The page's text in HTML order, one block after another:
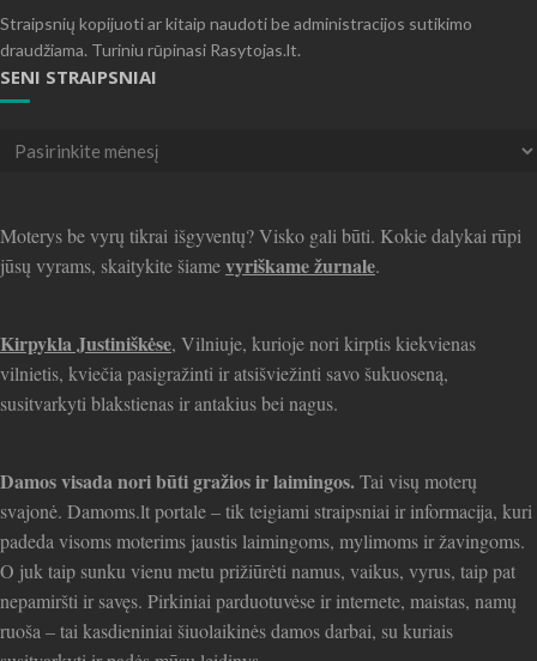
Straipsnių kopijuoti ar kitaip naudoti be administracijos sutikimo
draudžiama. Turiniu rūpinasi Rasytojas.lt.
SENI STRAIPSNIAI
Seni
Moterys be vyrų tikrai išgyventų? Visko gali būti. Kokie dalykai rūpi
jūsų vyrams, skaitykite šiamevyriškame žurnale.
Kirpykla Justiniškėse, Vilniuje, kurioje nori kirptis kiekvienas
vilnietis, kviečia pasigražinti ir atsišviežinti savo šukuoseną,
susitvarkyti blakstienas ir antakius bei nagus.
Damos visada nori būti gražios ir laimingos.Tai visų moterų
svajonė. Damoms.lt portale – tik teigiami straipsniai ir informacija, kuri
padeda visoms moterims jaustis laimingoms, mylimoms ir žavingoms.
O juk taip sunku vienu metu prižiūrėti namus, vaikus, vyrus, taip pat
nepamiršti ir savęs. Pirkiniai parduotuvėse ir internete, maistas, namų
ruoša – tai kasdieniniai šiuolaikinės damos darbai, su kuriais